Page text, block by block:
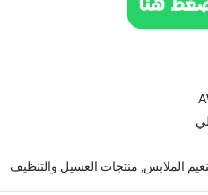
الملابس, منتجات الغسيل والتنظيف